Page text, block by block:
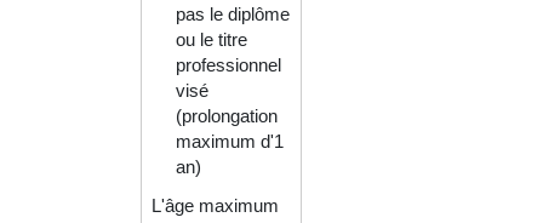
pas le diplôme
ou le titre
professionnel
visé
(prolongation
maximum d'1
an)
L'âge maximum